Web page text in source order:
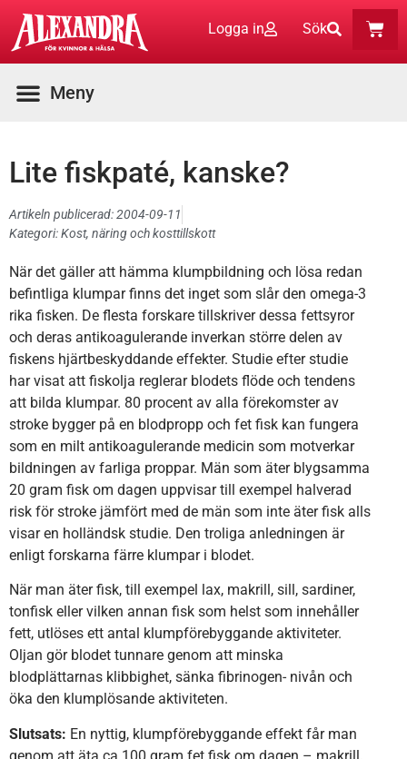
Logga in Sök
Lite fiskpaté, kanske?
Artikeln publicerad:2004-09-11
Kategori:Kost, näring och kosttillskott
När det gäller att hämma klumpbildning och lösa redan
befintliga klumpar finns det inget som slår den omega-3
rika fisken. De flesta forskare tillskriver dessa fettsyror
och deras antikoagulerande inverkan större delen av
fiskens hjärtbeskyddande effekter. Studie efter studie
har visat att fiskolja reglerar blodets flöde och tendens
att bilda klumpar. 80 procent av alla förekomster av
stroke bygger på en blodpropp och fet fisk kan fungera
som en milt antikoagulerande medicin som motverkar
bildningen av farliga proppar. Män som äter blygsamma
20 gram fisk om dagen uppvisar till exempel halverad
risk för stroke jämfört med de män som inte äter fisk alls
visar en holländsk studie. Den troliga anledningen är
enligt forskarna färre klumpar i blodet.
När man äter fisk, till exempel lax, makrill, sill, sardiner,
tonfisk eller vilken annan fisk som helst som innehåller
fett, utlöses ett antal klumpförebyggande aktiviteter.
Oljan gör blodet tunnare genom att minska
blodplättarnas klibbighet, sänka fibrinogen- nivån och
öka den klumplösande aktiviteten.
Slutsats: En nyttig, klumpförebyggande effekt får man